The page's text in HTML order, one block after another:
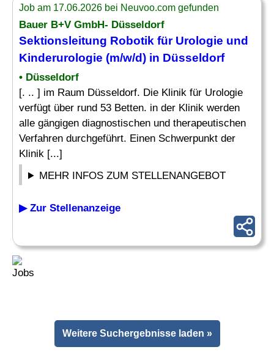
Job am 17.06.2026 bei Neuvoo.com gefunden
Bauer B+V GmbH- Düsseldorf
Sektionsleitung Robotik für Urologie und
Kinderurologie (m/w/d) in Düsseldorf
• Düsseldorf
[. .. ] im Raum Düsseldorf. Die Klinik für Urologie
verfügt über rund 53 Betten. in der Klinik werden
alle gängigen diagnostischen und therapeutischen
Verfahren durchgeführt. Einen Schwerpunkt der
Klinik [...]
MEHR INFOS ZUM STELLENANGEBOT
▶ Zur Stellenanzeige
Weitere Suchergebnisse laden »